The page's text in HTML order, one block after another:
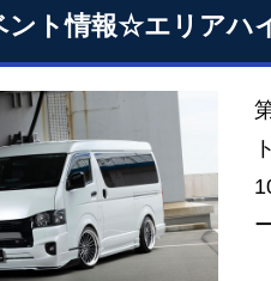
ト情報☆エリアハ